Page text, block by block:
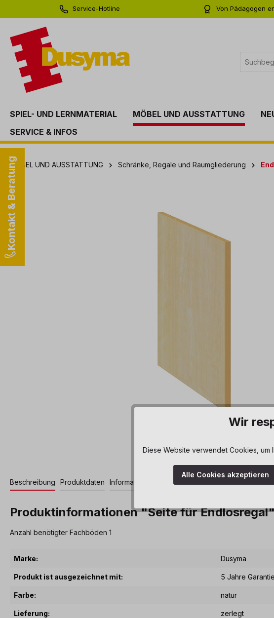
Zur Hauptnavigation springen
Service-Hotline
Von Pädagogen
SPIEL- UND LERNMATERIAL MÖBEL UND AUSSTATTUNG
SERVICE & INFOS
Kontakt & Beratung
MÖBEL UND AUSSTATTUNG Schränke, Regale und Raumgliederung
Bildergalerie überspringen
Beschreibung Produktdaten Informationen und Hinweise
Produktinformationen "Seite für
Anzahl benötigter Fachböden 1
Marke: Dusyma
Produkt ist ausgezeichnet mit: 5 Jahre Garantie
Farbe: natur
Lieferung: zerlegt
Wir
Diese Website verwendet Cookies, um
Alle Cookies akzeptieren